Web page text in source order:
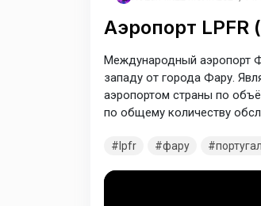
Аэропорт LPFR
Международный аэропорт
западу от города Фару.
аэропортом страны по
по общему количеству
lpfr фару